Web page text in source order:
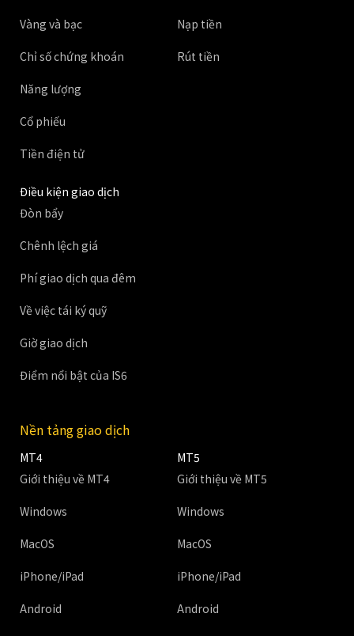
Vàng và bạc
Chỉ số chứng khoán
Năng lượng
Cổ phiếu
Tiền điện tử
Nạp tiền
Rút tiền
Điều kiện giao dịch
Đòn bẩy
Chênh lệch giá
Phí giao dịch qua đêm
Về việc tái ký quỹ
Giờ giao dịch
Điểm nổi bật của IS6
Nền tảng giao dịch
MT4
Giới thiệu về MT4
Windows
MacOS
iPhone/iPad
Android
MT5
Giới thiệu về MT5
Windows
MacOS
iPhone/iPad
Android